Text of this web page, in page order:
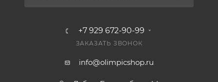
+7 929 672-90-99
ЗАКАЗАТЬ ЗВОНОК
info@olimpicshop.ru